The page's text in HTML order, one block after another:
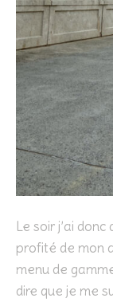
Le soir j’ai
profité de mon
menu de
dire que je me